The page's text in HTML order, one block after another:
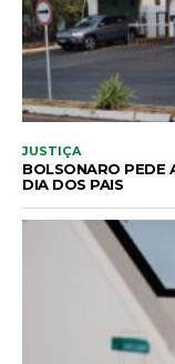
JUSTIÇA
BOLSONARO PEDE
DIA DOS PAIS